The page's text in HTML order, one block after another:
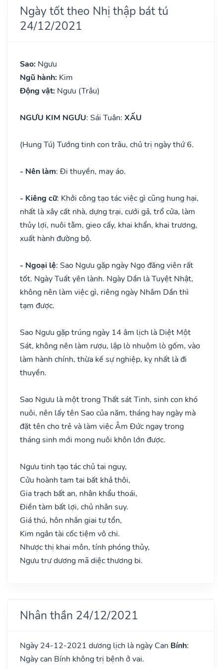
Ngày tốt theo Nhị thập bát tú
24/12/2021
Sao: Ngưu
Ngũ hành: Kim
Động vật: Ngưu (Trâu)
NGƯU KIM NGƯU: Sái Tuân: XẤU
(Hung Tú) Tướng tinh con trâu, chủ trị ngày thứ 6.
- Nên làm: Đi thuyền, may áo.
- Kiêng cữ: Khởi công tạo tác việc gì cũng hung hại,
nhất là xây cất nhà, dựng trại, cưới gả, trổ cửa, làm
thủy lợi, nuôi tằm, gieo cấy, khai khẩn, khai trương,
xuất hành đường bộ.
- Ngoại lệ: Sao Ngưu gặp ngày Ngọ đăng viên rất
tốt. Ngày Tuất yên lành. Ngày Dần là Tuyệt Nhật,
không nên làm việc gì, riêng ngày Nhâm Dần thì
tạm được.
Sao Ngưu gặp trúng ngày 14 âm lịch là Diệt Một
Sát, không nên làm rượu, lập lò nhuộm lò gốm, vào
làm hành chính, thừa kế sự nghiệp, kỵ nhất là đi
thuyền.
Sao Ngưu là một trong Thất sát Tinh, sinh con khó
nuôi, nên lấy tên Sao của năm, tháng hay ngày mà
đặt tên cho trẻ và làm việc Âm Đức ngay trong
tháng sinh mới mong nuôi khôn lớn được.
Ngưu tinh tạo tác chủ tai nguy,
Cửu hoành tam tai bất khả thôi,
Gia trạch bất an, nhân khẩu thoái,
Điền tàm bất lợi, chủ nhân suy.
Giá thú, hôn nhân giai tự tổn,
Kim ngân tài cốc tiệm vô chi.
Nhược thị khai môn, tính phóng thủy,
Ngưu trư dương mã diệc thương bi.
Nhân thần 24/12/2021
Ngày 24-12-2021 dương lịch là ngày Can Bính:
Ngày can Bính không trị bệnh ở vai.